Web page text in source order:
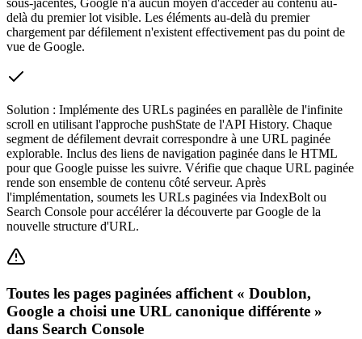
sous-jacentes, Google n'a aucun moyen d'accéder au contenu au-
delà du premier lot visible. Les éléments au-delà du premier
chargement par défilement n'existent effectivement pas du point de
vue de Google.
Solution : Implémente des URLs paginées en parallèle de l'infinite
scroll en utilisant l'approche pushState de l'API History. Chaque
segment de défilement devrait correspondre à une URL paginée
explorable. Inclus des liens de navigation paginée dans le HTML
pour que Google puisse les suivre. Vérifie que chaque URL paginée
rende son ensemble de contenu côté serveur. Après
l'implémentation, soumets les URLs paginées via IndexBolt ou
Search Console pour accélérer la découverte par Google de la
nouvelle structure d'URL.
Toutes les pages paginées affichent « Doublon,
Google a choisi une URL canonique différente »
dans Search Console